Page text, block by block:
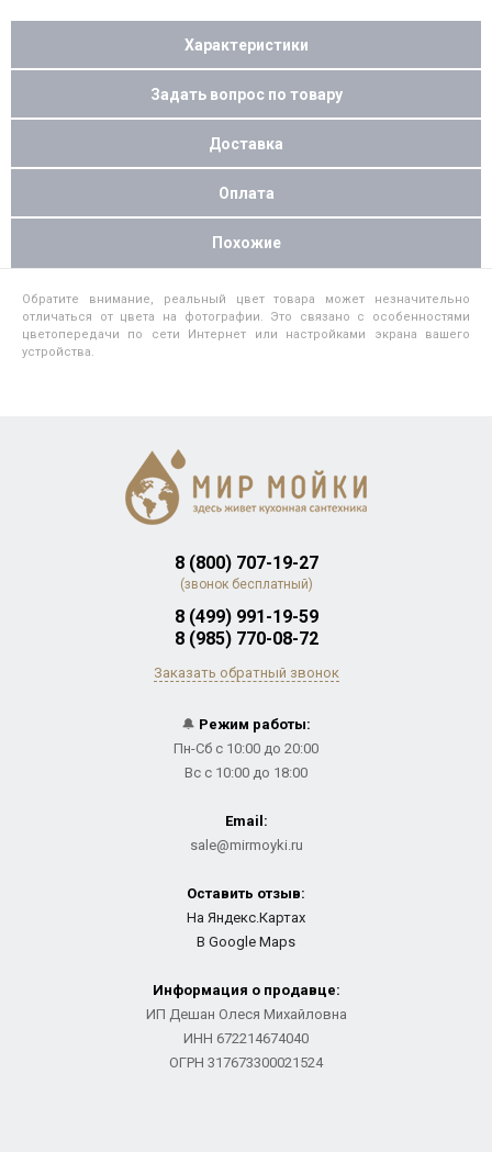
Характеристики
Задать вопрос по товару
Доставка
Оплата
Похожие
Обратите внимание, реальный цвет товара может незначительно
отличаться от цвета на фотографии. Это связано с особенностями
цветопередачи по сети Интернет или настройками экрана вашего
устройства.
8 (800) 707-19-27
(звонок бесплатный)
8 (499) 991-19-59
8 (985) 770-08-72
Заказать обратный звонок
🔔 Режим работы:
Пн-Сб с 10:00 до 20:00
Вс с 10:00 до 18:00
Email:
sale@mirmoyki.ru
Оставить отзыв:
На Яндекс.Картах
В Google Maps
Информация о продавце:
ИП Дешан Олеся Михайловна
ИНН 672214674040
ОГРН 317673300021524